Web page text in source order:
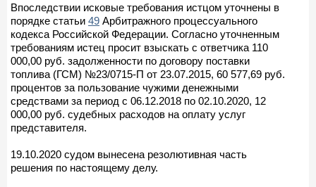
Впоследствии исковые требования истцом уточнены в
порядке статьи 49 Арбитражного процессуального
кодекса Российской Федерации. Согласно уточненным
требованиям истец просит взыскать с ответчика 110
000,00 руб. задолженности по договору поставки
топлива (ГСМ) №23/0715-П от 23.07.2015, 60 577,69 руб.
процентов за пользование чужими денежными
средствами за период с 06.12.2018 по 02.10.2020, 12
000,00 руб. судебных расходов на оплату услуг
представителя.
19.10.2020 судом вынесена резолютивная часть
решения по настоящему делу.